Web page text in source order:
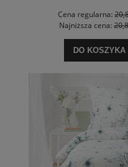
Cena regularna:
Najniższa cena:
DO KOSZYKA